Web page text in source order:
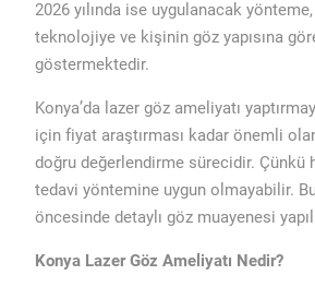
2026 yılında ise uygulanacak
teknolojiye ve kişinin göz yapısına
göstermektedir.
Konya’da lazer göz ameliyatı
için fiyat araştırması kadar önemli
doğru değerlendirme sürecidir. Çünkü
tedavi yöntemine uygun olmayabilir.
öncesinde detaylı göz muayenesi
Konya Lazer Göz Ameliyatı Nedir?